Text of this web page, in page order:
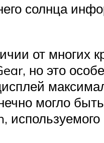
солнца
от многих
но это
могло